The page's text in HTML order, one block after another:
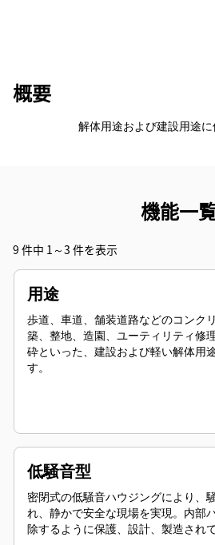
概要
解体用途および建設用途に
機能一
9 件中 1～3 件を表示
用途
歩道、車道、舗装道路などのコンク
築、整地、造園、ユーティリティ修
砕といった、建設および軽い解体用
す。
低騒音型
密閉式の低騒音ハウジングにより、
れ、静かで安全な現場を実現。内部
除するように保護、設計、製造されて